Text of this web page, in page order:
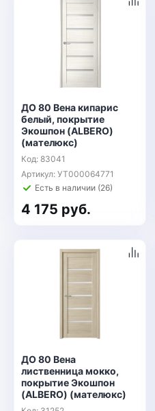
ДО 80 Вена кипарис
белый, покрытие
Экошпон (ALBERO)
(мателюкс)
Код: 83041
Артикул: УТ000064771
Есть в наличии (26)
4 175 руб.
ДО 80 Вена
лиственница мокко,
покрытие Экошпон
(ALBERO) (мателюкс)